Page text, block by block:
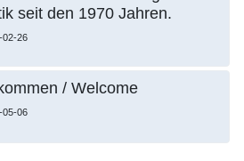
seit den 1970 Jahren.
02-26
/ Welcome
05-06